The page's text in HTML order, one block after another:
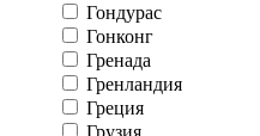
Гондурас
Гонконг
Гренада
Гренландия
Греция
Грузия